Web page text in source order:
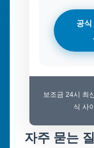
공식
보조금 24시 최
식 사
자주 묻는